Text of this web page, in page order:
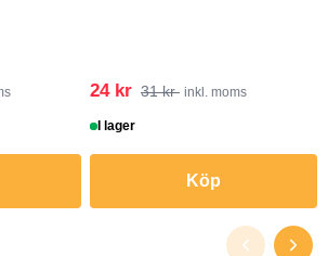
24 kr 31 kr inkl. moms
I lager
Köp